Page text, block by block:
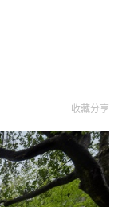
收藏分享